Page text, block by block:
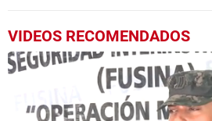
VIDEOS RECOMENDADOS